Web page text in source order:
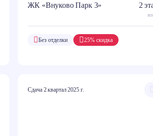
ЖК «Внуково Парк 3» 2
25% скидка
Без отделки
Сдача 2 квартал 2025 г.